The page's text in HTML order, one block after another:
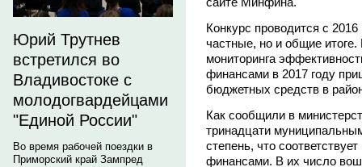
Юрий Трутнев
встретился во
Владивостоке с
молодогвардейцами
"Единой России"
Во время рабочей поездки в
Приморский край Зампред
Конкурс проводится с
частные, но и общие
мониторинга
финансами в 2017 году
бюджетных средств в
Как сообщили в
тринадцати
степень, что
финансами. В их число